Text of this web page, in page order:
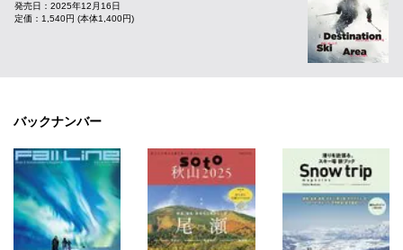
発売日：2025年12月16日
定価：1,540円 (本体1,400円)
バックナンバー